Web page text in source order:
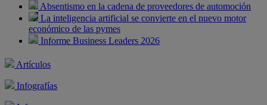
Absentismo en la cadena de proveedores de automoción
La inteligencia artificial se convierte en el nuevo motor
económico de las pymes
Informe Business Leaders 2026
Artículos
Infografías